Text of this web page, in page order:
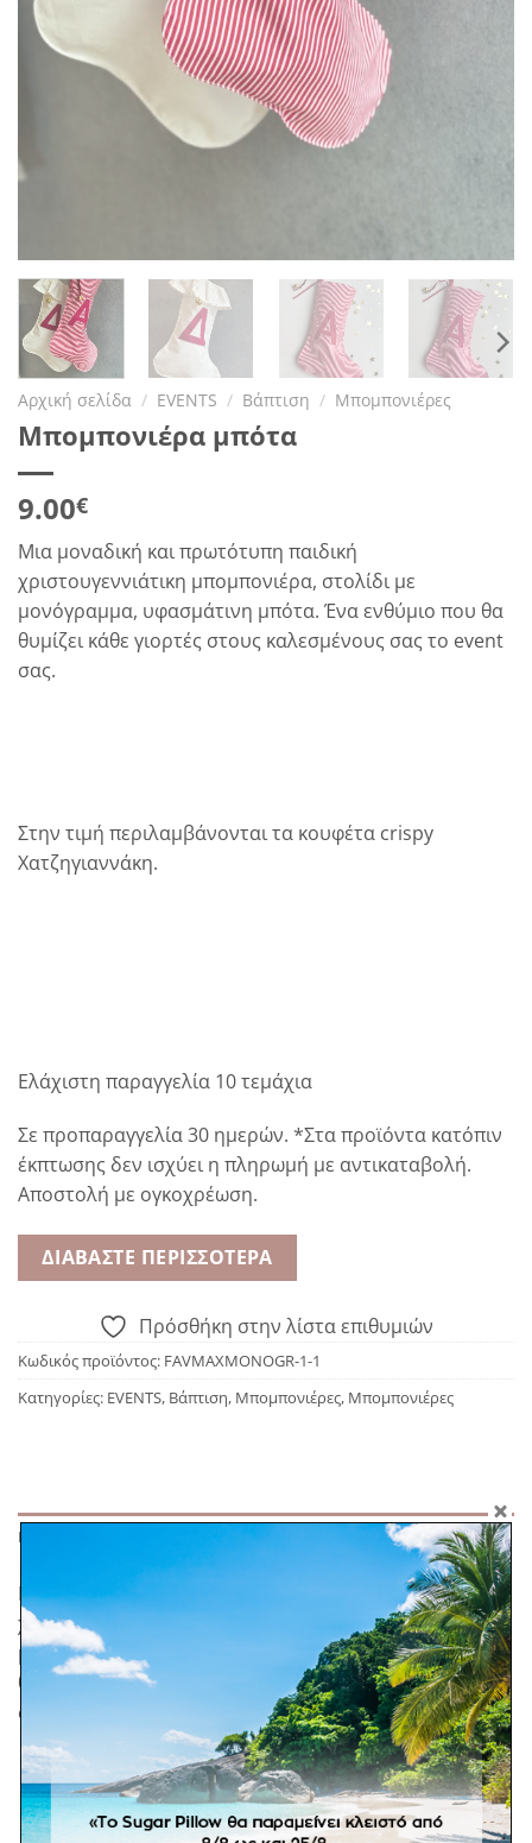
Αρχική σελίδα / EVENTS / Βάπτιση / Μπομπονιέρες
Μπομπονιέρα μπότα
9.00€
Μια μοναδική και πρωτότυπη παιδική
χριστουγεννιάτικη μπομπονιέρα, στολίδι με
μονόγραμμα, υφασμάτινη μπότα. Ένα ενθύμιο που θα
θυμίζει κάθε γιορτές στους καλεσμένους σας το event
σας.
Στην τιμή περιλαμβάνονται τα κουφέτα crispy
Χατζηγιαννάκη.
Ελάχιστη παραγγελία 10 τεμάχια
Σε προπαραγγελία 30 ημερών. *Στα προϊόντα κατόπιν
έκπτωσης δεν ισχύει η πληρωμή με αντικαταβολή.
Αποστολή με ογκοχρέωση.
ΔΙΑΒΆΣΤΕ ΠΕΡΙΣΣΌΤΕΡΑ
Πρόσθήκη στην λίστα επιθυμιών
Κωδικός προϊόντος: FAVMAXMONOGR-1-1
Κατηγορίες: EVENTS, Βάπτιση, Μπομπονιέρες, Μπομπονιέρες
ΠΕΡΙΓΡΑΦΉ
Μια μοναδική και πρωτότυπη παιδική
χριστουγεννιάτικη μπομπονιέρα, στολίδι με
μονόγραμμα, υφασμάτινη μπότα. Ένα ενθύμιο που θα
θυμίζει κάθε γιορτές στους καλεσμένους σας το event
σας.